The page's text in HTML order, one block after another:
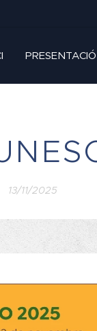
PRESENTACIÓ
13/11/2025